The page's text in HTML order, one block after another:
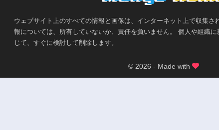
ウェブサイト上のすべての情報と画像は、インターネット上で収集さ
報については、所有していないか、責任を負いません。 個人や組織
じて、すぐに検討して削除します。
© 2026 - Made with